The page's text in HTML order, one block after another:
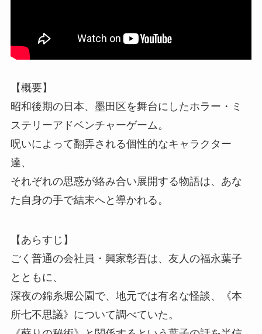
【概要】
昭和後期の日本、墨田区を舞台にしたホラー・ミ
ステリーアドベンチャーゲーム。
呪いによって翻弄される個性的なキャラクター
達、
それぞれの思惑が絡み合い展開する物語は、あな
た自身の手で結末へと導かれる。
【あらすじ】
ごく普通の会社員・興家彰吾は、友人の福永葉子
とともに、
深夜の錦糸堀公園で、地元では有名な怪談、《本
所七不思議》について調べていた。